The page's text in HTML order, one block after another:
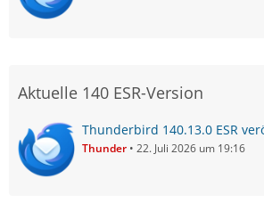
Aktuelle 140 ESR-Version
Thunderbird 140.13.0 ESR
Thunder 22. Juli 2026 um 19:16